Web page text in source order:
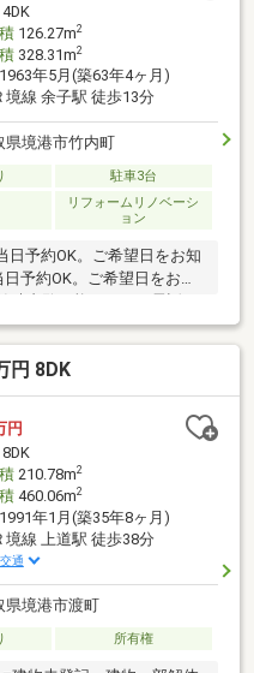
4DK
126.27m2
328.31m2
1963年5月(築63年4ヶ月)
境線 余子駅 徒歩13分
県境港市竹内町
駐車3台
リフォームリノベーシ
ョン
予約OK。ご希望日をお知
予約OK。ご希望日をお知
。【リフォーム内容】●耐
リーニング、鍵交換、雨
拡張、外壁塗装●水回りシ
換、トイレ交換、洗面化粧
）交換、床材上張り、シ
の他設備
円 8DK
円
8DK
210.78m2
460.06m2
1991年1月(築35年8ヶ月)
境線 上道駅 徒歩38分
通
県境港市渡町
所有権